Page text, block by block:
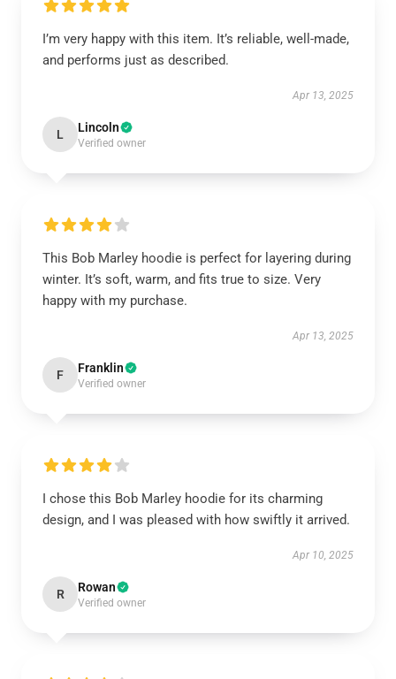
I’m very happy with this item. It’s reliable, well-made,
and performs just as described.
Apr 13, 2025
L Lincoln
Verified owner
This Bob Marley hoodie is perfect for layering during
winter. It’s soft, warm, and fits true to size. Very
happy with my purchase.
Apr 13, 2025
F Franklin
Verified owner
I chose this Bob Marley hoodie for its charming
design, and I was pleased with how swiftly it arrived.
Apr 10, 2025
R Rowan
Verified owner